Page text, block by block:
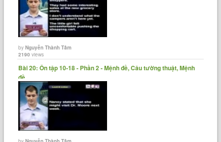
byNguyễn Thành Tâm
2190 views
Bài 20: Ôn tập 10-18 - Phần 2 - Mệnh đề, Câu tường thuật, Mệnh
đề......